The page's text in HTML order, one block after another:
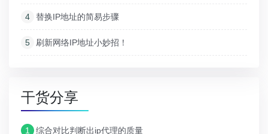
4 替换IP地址的简易步骤
5 刷新网络IP地址小妙招！
干货分享
1 综合对比判断出ip代理的质量